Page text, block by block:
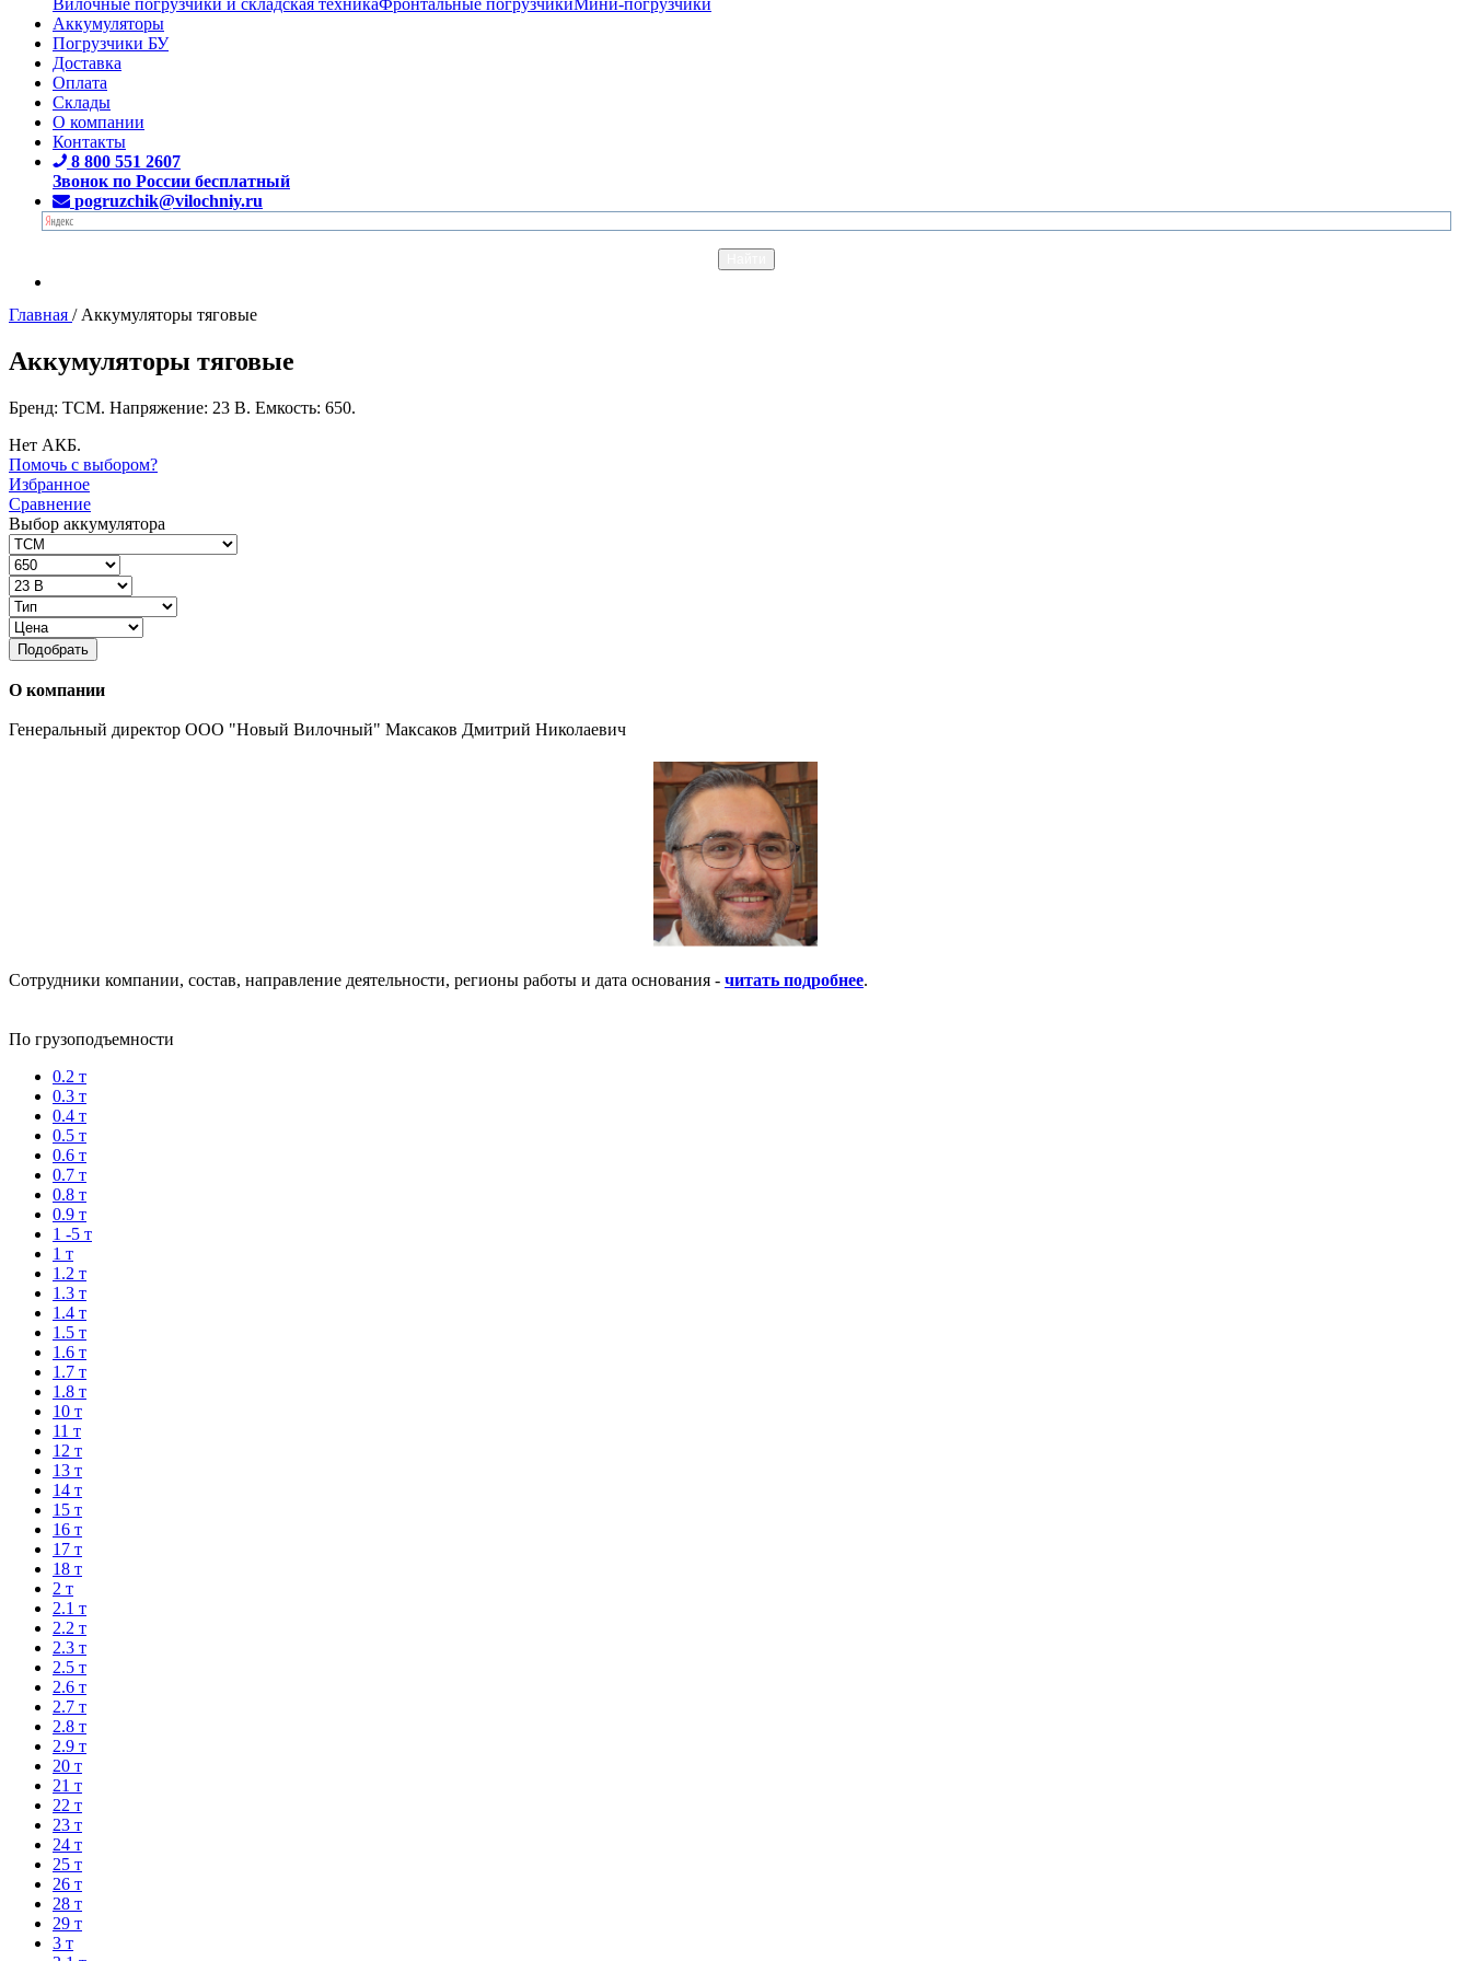
Аккумуляторы
Погрузчики БУ
Доставка
Оплата
Склады
О компании
Контакты
8 800 551 2607
Звонок по России бесплатный
pogruzchik@vilochniy.ru
Главная / Аккумуляторы тяговые
Аккумуляторы тяговые
Бренд: TCM. Напряжение: 23 В. Емкость: 650.
Нет АКБ.
Помочь с выбором?
Избранное
Сравнение
Выбор аккумулятора
Подобрать
О компании
Генеральный директор ООО "Новый Вилочный" Максаков Дмитрий Николаевич
Сотрудники компании, состав, направление деятельности, регионы работы и дата основания - читать подробнее.
По грузоподъемности
0.2 т
0.3 т
0.4 т
0.5 т
0.6 т
0.7 т
0.8 т
0.9 т
1 -5 т
1 т
1.2 т
1.3 т
1.4 т
1.5 т
1.6 т
1.7 т
1.8 т
10 т
11 т
12 т
13 т
14 т
15 т
16 т
17 т
18 т
2 т
2.1 т
2.2 т
2.3 т
2.5 т
2.6 т
2.7 т
2.8 т
2.9 т
20 т
21 т
22 т
23 т
24 т
25 т
26 т
28 т
29 т
3 т